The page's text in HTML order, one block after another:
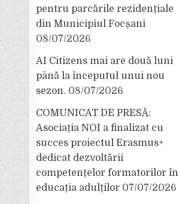
pentru parcările rezidențiale
din Municipiul Focșani
08/07/2026
AI Citizens mai are două luni
până la începutul unui nou
sezon. 08/07/2026
COMUNICAT DE PRESĂ:
Asociația NOI a finalizat cu
succes proiectul Erasmus+
dedicat dezvoltării
competențelor formatorilor în
educația adulților 07/07/2026